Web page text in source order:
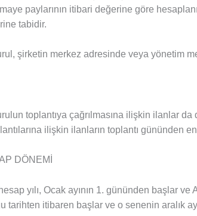
paylarının itibari değerine göre
tabidir.
şirketin merkez adresinde veya yönetim
toplantıya çağrılmasına ilişkin ilanlar
ilişkin ilanların toplantı gününden
DÖNEMİ
yılı, Ocak ayının 1. gününden başlar
tarihten itibaren başlar ve o senenin aralık